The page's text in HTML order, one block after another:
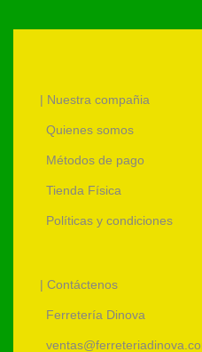
| Nuestra compañia
Quienes somos
Métodos de pago
Tienda Física
Políticas y condiciones
| Contáctenos
Ferretería Dinova